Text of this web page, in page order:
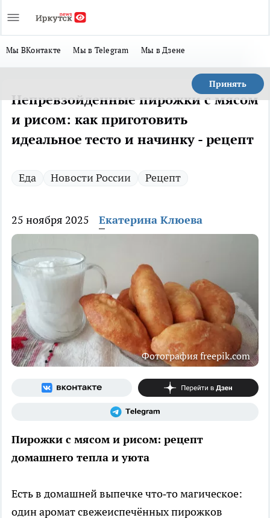
Мы ВКонтакте Мы в Telegram Мы в Дзене
Принять
Непревзойденные пирожки с мясом
и рисом: как приготовить
идеальное тесто и начинку - рецепт
Еда Новости России Рецепт
25 ноября 2025 Екатерина Клюева
Фотография freepik.com
Пирожки с мясом и рисом: рецепт
домашнего тепла и уюта
Есть в домашней выпечке что‑то магическое:
один аромат свежеиспечённых пирожков